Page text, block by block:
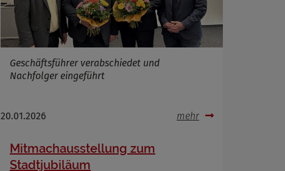
Geschäftsführer verabschiedet und
Nachfolger eingeführt
20.01.2026 mehr
Mitmachausstellung zum
Stadtjubiläum